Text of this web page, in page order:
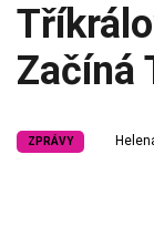
Začíná
ZPRÁVY